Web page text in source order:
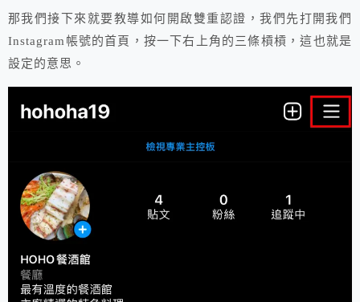
那我們接下來就要教導如何開啟雙重認證，我們先打開我們
Instagram帳號的首頁，按一下右上角的三條槓槓，這也就是
設定的意思。